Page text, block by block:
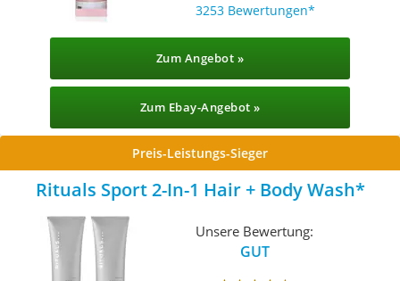
3253 Bewertungen
Zum Angebot »
Zum Ebay-Angebot »
Preis-Leistungs-Sieger
Rituals Sport 2-In-1 Hair + Body Wash
Unsere Bewertung:
GUT